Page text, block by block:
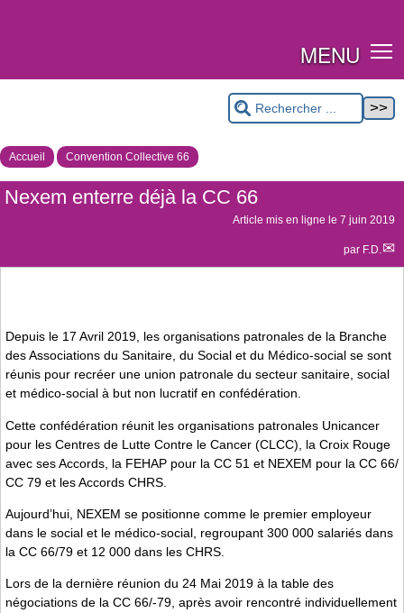
MENU
Accueil Convention Collective 66
Nexem enterre déjà la CC 66
Article mis en ligne le 7 juin 2019
par F.D.
Depuis le 17 Avril 2019, les organisations patronales de la Branche
des Associations du Sanitaire, du Social et du Médico-social se sont
réunis pour recréer une union patronale du secteur sanitaire, social
et médico-social à but non lucratif en confédération.
Cette confédération réunit les organisations patronales Unicancer
pour les Centres de Lutte Contre le Cancer (CLCC), la Croix Rouge
avec ses Accords, la FEHAP pour la CC 51 et NEXEM pour la CC 66/
CC 79 et les Accords CHRS.
Aujourd’hui, NEXEM se positionne comme le premier employeur
dans le social et le médico-social, regroupant 300 000 salariés dans
la CC 66/79 et 12 000 dans les CHRS.
Lors de la dernière réunion du 24 Mai 2019 à la table des
négociations de la CC 66/-79, après avoir rencontré individuellement